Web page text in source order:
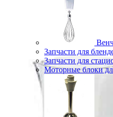
Запчасти для
Запчасти для
Моторные блоки